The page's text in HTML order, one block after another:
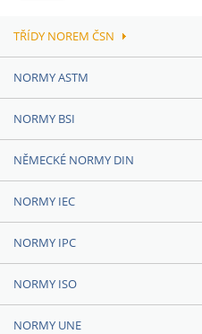
TŘÍDY NOREM ČSN
NORMY ASTM
NORMY BSI
NĚMECKÉ NORMY DIN
NORMY IEC
NORMY IPC
NORMY ISO
NORMY UNE